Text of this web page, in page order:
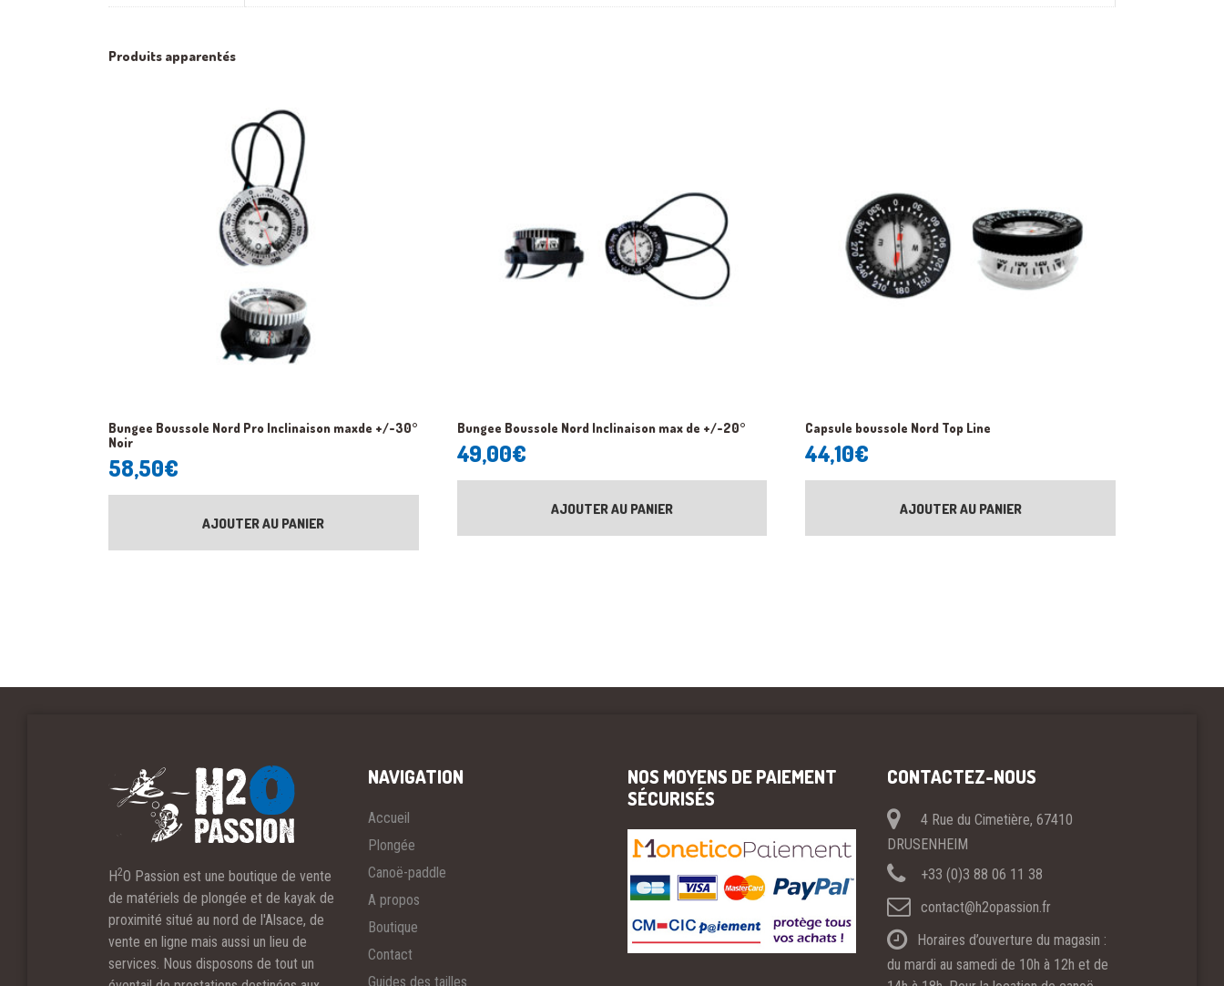
Produits apparentés
Bungee Boussole Nord Pro Inclinaison maxde +/-30°
Noir
58,50€
AJOUTER AU PANIER
Bungee Boussole Nord Inclinaison max de +/-20°
49,00€
AJOUTER AU PANIER
Capsule boussole Nord Top Line
44,10€
AJOUTER AU PANIER
H2O Passion est une boutique de vente
de matériels de plongée et de kayak de
proximité situé au nord de l'Alsace, de
vente en ligne mais aussi un lieu de
services. Nous disposons de tout un
NAVIGATION
Accueil
Plongée
Canoë-paddle
A propos
Boutique
Contact
Guides des tailles
NOS MOYENS DE PAIEMENT
SÉCURISÉS
CONTACTEZ-NOUS
4 Rue du Cimetière, 67410
DRUSENHEIM
+33 (0)3 88 06 11 38
contact@h2opassion.fr
Horaires d’ouverture du magasin :
du mardi au samedi de 10h à 12h et de